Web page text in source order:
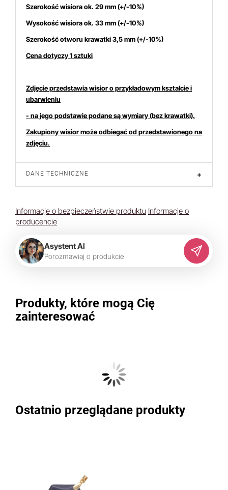
Szerokość wisiora ok. 29 mm(+/-10%)
Wysokość wisiora ok. 33mm (+/-10%)
Szerokość otworu krawatki 3,5 mm (+/-10%)
Cena dotyczy 1 sztuki
Zdjęcie przedstawia wisior o przykładowym kształcie i
ubarwieniu
- na jego podstawie podane są wymiary (bez krawatki).
Zakupiony wisior może odbiegać od przedstawionego na
zdjęciu.
DANE TECHNICZNE +
Informacje o bezpieczeństwie produktu Informacje o
producencie
Asystent AI
Porozmawiaj o produkcie
Produkty, które mogą Cię
zainteresować
Ostatnio przeglądane produkty